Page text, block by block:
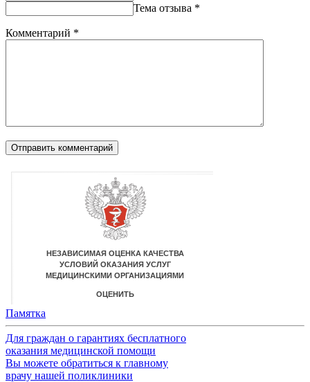
Тема отзыва *
Комментарий *
Памятка
Для граждан о гарантиях бесплатного
оказания медицинской помощи
Вы можете обратиться к главному
врачу нашей поликлиники